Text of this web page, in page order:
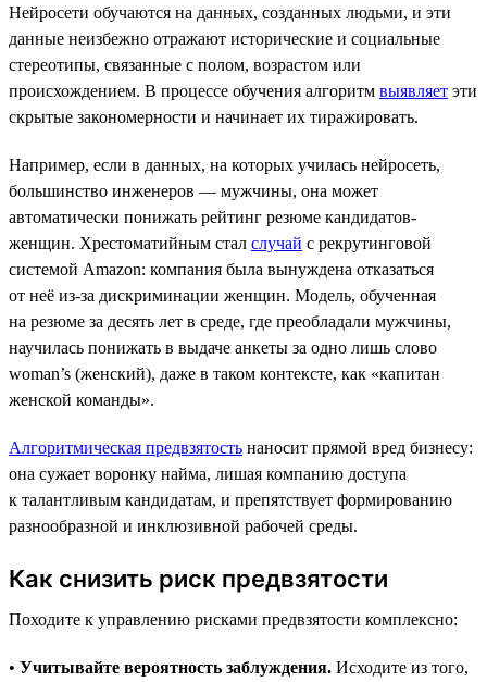
Нейросети обучаются на данных, созданных людьми, и эти
данные неизбежно отражают исторические и социальные
стереотипы, связанные с полом, возрастом или
происхождением. В процессе обучения алгоритм выявляет эти
скрытые закономерности и начинает их тиражировать.
Например, если в данных, на которых училась нейросеть,
большинство инженеров — мужчины, она может
автоматически понижать рейтинг резюме кандидатов-
женщин. Хрестоматийным стал случай с рекрутинговой
системой Amazon: компания была вынуждена отказаться
от неё из-за дискриминации женщин. Модель, обученная
на резюме за десять лет в среде, где преобладали мужчины,
научилась понижать в выдаче анкеты за одно лишь слово
woman’s (женский), даже в таком контексте, как «капитан
женской команды».
Алгоритмическая предвзятость наносит прямой вред бизнесу:
она сужает воронку найма, лишая компанию доступа
к талантливым кандидатам, и препятствует формированию
разнообразной и инклюзивной рабочей среды.
Как снизить риск предвзятости
Походите к управлению рисками предвзятости комплексно:
• Учитывайте вероятность заблуждения. Исходите из того,